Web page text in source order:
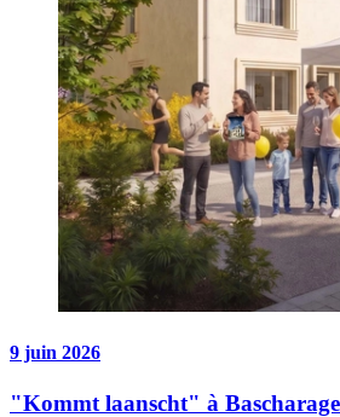
9 juin 2026
"Kommt laanscht" à